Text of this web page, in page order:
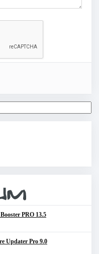
PRO 13.5
Updater Pro 9.0